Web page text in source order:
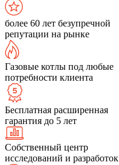
более 60 лет безупречной
репутации на рынке
Газовые котлы под любые
потребности клиента
Бесплатная расширенная
гарантия до 5 лет
Собственный центр
исследований и разработок